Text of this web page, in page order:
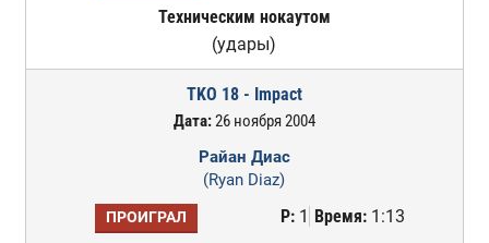
Техническим нокаутом
(удары)
TKO 18 - Impact
Дата:26 ноября 2004
Райан Диас
(Ryan Diaz)
ПРОИГРАЛ Р:1 Время:1:13